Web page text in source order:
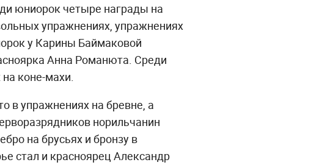
юниорок четыре награды на
упражнениях, упражнениях
у Карины Баймаковой
Анна Романюта. Среди
коне-махи.
в упражнениях на бревне, а
норильчанин
на брусьях и бронзу в
стал и красноярец Александр